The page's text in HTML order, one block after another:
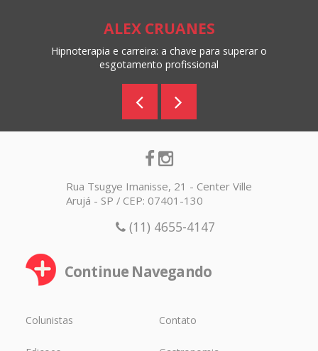
ALEX CRUANES
Hipnoterapia e carreira: a chave para superar o
esgotamento profissional
Rua Tsugye Imanisse, 21 - Center Ville
Arujá - SP / CEP: 07401-130
(11) 4655-4147
Continue Navegando
Colunistas Contato